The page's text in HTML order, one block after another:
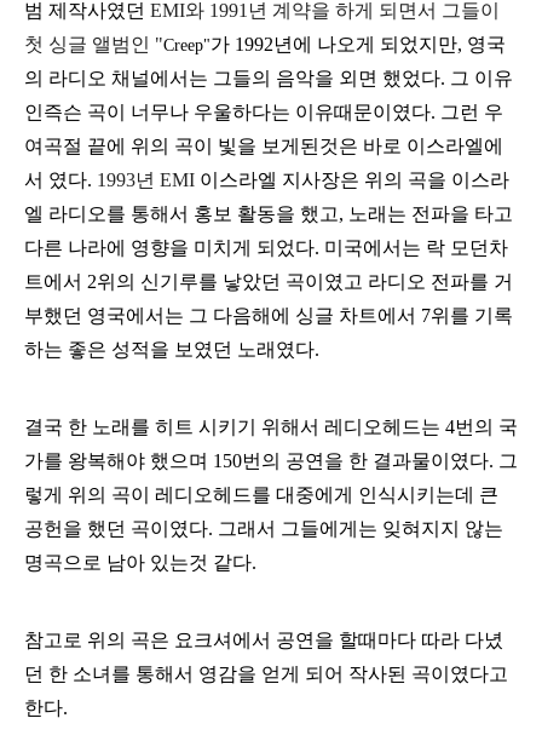
범 제작사였던 EMI와 1991년 계약을 하게 되면서 그들이
첫 싱글 앨범인 "Creep"가 1992년에 나오게 되었지만, 영국
의 라디오 채널에서는 그들의 음악을 외면 했었다. 그 이유
인즉슨 곡이 너무나 우울하다는 이유때문이였다. 그런 우
여곡절 끝에 위의 곡이 빛을 보게된것은 바로 이스라엘에
서 였다. 1993년 EMI 이스라엘 지사장은 위의 곡을 이스라
엘 라디오를 통해서 홍보 활동을 했고, 노래는 전파을 타고
다른 나라에 영향을 미치게 되었다. 미국에서는 락 모던차
트에서 2위의 신기루를 낳았던 곡이였고 라디오 전파를 거
부했던 영국에서는 그 다음해에 싱글 차트에서 7위를 기록
하는 좋은 성적을 보였던 노래였다.
결국 한 노래를 히트 시키기 위해서 레디오헤드는 4번의 국
가를 왕복해야 했으며 150번의 공연을 한 결과물이였다. 그
렇게 위의 곡이 레디오헤드를 대중에게 인식시키는데 큰
공헌을 했던 곡이였다. 그래서 그들에게는 잊혀지지 않는
명곡으로 남아 있는것 같다.
참고로 위의 곡은 요크셔에서 공연을 할때마다 따라 다녔
던 한 소녀를 통해서 영감을 얻게 되어 작사된 곡이였다고
한다.